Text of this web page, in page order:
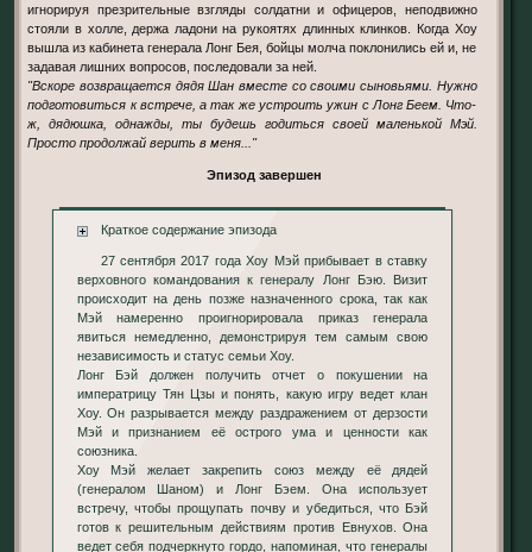
игнорируя презрительные взгляды солдатни и офицеров, неподвижно
стояли в холле, держа ладони на рукоятях длинных клинков. Когда Хоу
вышла из кабинета генерала Лонг Бея, бойцы молча поклонились ей и, не
задавая лишних вопросов, последовали за ней.
"Вскоре возвращается дядя Шан вместе со своими сыновьями. Нужно
подготовиться к встрече, а так же устроить ужин с Лонг Беем. Что-
ж, дядюшка, однажды, ты будешь годиться своей маленькой Мэй.
Просто продолжай верить в меня..."
Эпизод завершен
Краткое содержание эпизода
27 сентября 2017 года Хоу Мэй прибывает в ставку
верховного командования к генералу Лонг Бэю. Визит
происходит на день позже назначенного срока, так как
Мэй намеренно проигнорировала приказ генерала
явиться немедленно, демонстрируя тем самым свою
независимость и статус семьи Хоу.
Лонг Бэй должен получить отчет о покушении на
императрицу Тян Цзы и понять, какую игру ведет клан
Хоу. Он разрывается между раздражением от дерзости
Мэй и признанием её острого ума и ценности как
союзника.
Хоу Мэй желает закрепить союз между её дядей
(генералом Шаном) и Лонг Бэем. Она использует
встречу, чтобы прощупать почву и убедиться, что Бэй
готов к решительным действиям против Евнухов. Она
ведет себя подчеркнуто гордо, напоминая, что генералы